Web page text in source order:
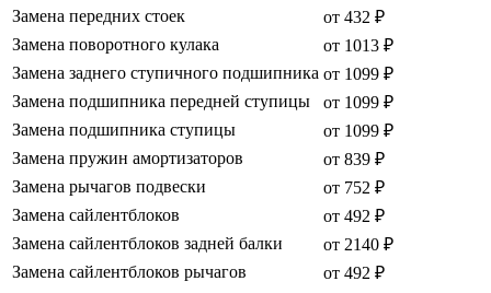
Замена передних стоек
от 432 ₽
Замена поворотного кулака
от 1013 ₽
Замена заднего ступичного подшипника от 1099 ₽
Замена подшипника передней ступицы
от 1099 ₽
Замена подшипника ступицы
от 1099 ₽
Замена пружин амортизаторов
от 839 ₽
Замена рычагов подвески
от 752 ₽
Замена сайлентблоков
от 492 ₽
Замена сайлентблоков задней балки
от 2140 ₽
Замена сайлентблоков рычагов
от 492 ₽